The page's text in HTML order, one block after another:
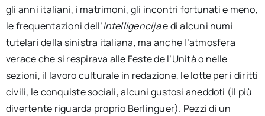
gli anni italiani, i matrimoni, gli incontri fortunati e meno,
le frequentazioni dell’intelligencijae di alcuni numi
tutelari della sinistra italiana, ma anche l’atmosfera
verace che si respirava alle Feste de l’Unità o nelle
sezioni, il lavoro culturale in redazione, le lotte per i diritti
civili, le conquiste sociali, alcuni gustosi aneddoti (il più
divertente riguarda proprio Berlinguer). Pezzi di un